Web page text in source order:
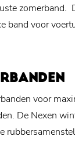
zomerband.
band voor
voor
De Nexen